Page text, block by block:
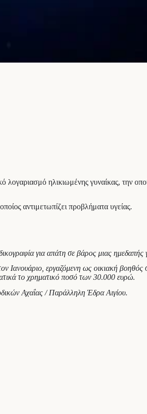
ηλικιωμένης γυναίκας, την
αντιμετωπίζει προβλήματα υγείας.
για απάτη σε βάρος μιας ημεδαπής
εργαζόμενη ως οικιακή βοηθός
το χρηματικό ποσό των 30.000 ευρώ.
Αχαΐας / Παράλληλη Έδρα Αιγίου.